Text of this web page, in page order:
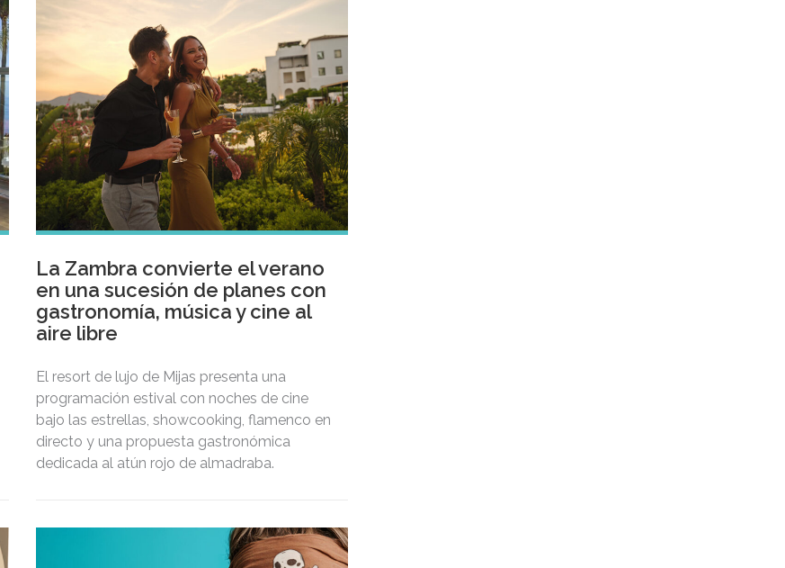
La Zambra convierte el verano
en una sucesión de planes con
gastronomía, música y cine al
aire libre
El resort de lujo de Mijas presenta una
programación estival con noches de cine
bajo las estrellas, showcooking, flamenco en
directo y una propuesta gastronómica
dedicada al atún rojo de almadraba.